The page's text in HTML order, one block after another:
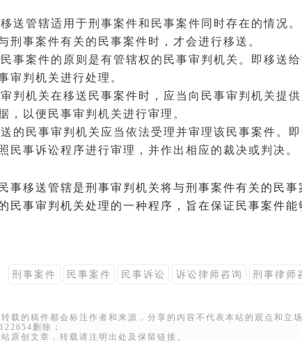
送管辖适用于刑事案件和民事案件同时存在的情况
刑事案件有关的民事案件时，才会进行移送。
事案件的原则是有管辖权的民事审判机关。即移送
审判机关进行处理。
判机关在移送民事案件时，应当向民事审判机关提
，以便民事审判机关进行审理。
的民事审判机关应当依法受理并审理该民事案件。
民事诉讼程序进行审理，并作出相应的裁决或判决 。
事移送管辖是刑事审判机关将与刑事案件有关的民事
民事审判机关处理的一种程序，旨在保证民事案件能
刑事案件 民事案件 民事诉讼 诉讼律师咨询 刑事律师
载的稿件都会标注作者和来源，分享的内容不代表本站的观点和立
删除；
原创文章，转载请注明出处及保留链接。